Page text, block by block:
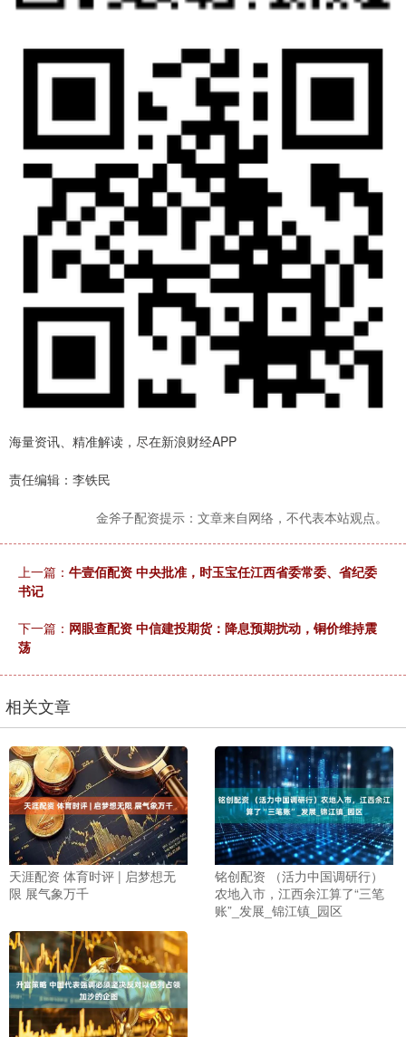
海量资讯、精准解读，尽在新浪财经APP
责任编辑：李铁民
金斧子配资提示：文章来自网络，不代表本站观点。
上一篇： 牛壹佰配资 中央批准，时玉宝任江西省委常委、省纪委
书记
下一篇： 网眼查配资 中信建投期货：降息预期扰动，铜价维持震
荡
相关文章
天涯配资 体育时评 | 启梦想无
限 展气象万千
铭创配资 （活力中国调研行）
农地入市，江西余江算了“三笔
账”_发展_锦江镇_园区